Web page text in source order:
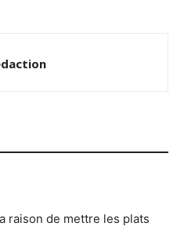
raison de mettre les plats